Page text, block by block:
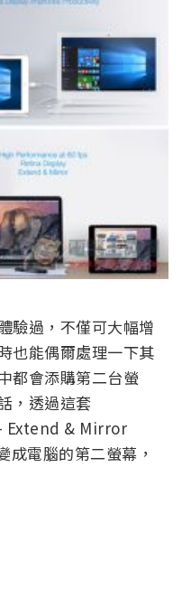
驗過，不僅可大幅增
也能偶爾處理一下其
都會添購第二台螢
，透過這套
Extend & Mirror
電腦的第二螢幕，